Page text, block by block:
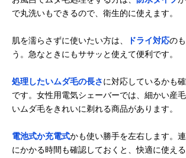
で丸洗いもできるので、衛生的に使えます。
肌を濡らさずに使いたい方は、 ドライ対応の
う。急なときにもササッと使えて便利です。
処理したいムダ毛の長さに対応しているかも
です。女性用電気シェーバーでは、細かい産
いムダ毛をきれいに剃れる商品があります。
電池式か充電式かも使い勝手を左右します。
にかかる時間も確認しておくと、快適に使え